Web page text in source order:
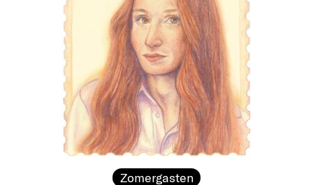
Zomergasten